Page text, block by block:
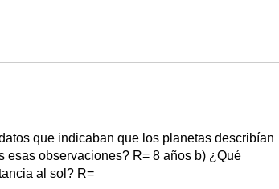
que indicaban que los planetas describían
observaciones? R= 8 años b) ¿Qué
al sol? R=